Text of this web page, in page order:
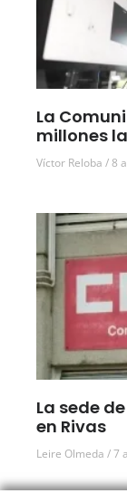
La
millones
Víctor Reloba 8
La sede
en Rivas
Leire Olmeda 7